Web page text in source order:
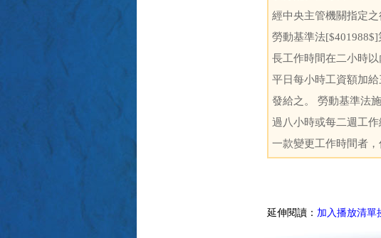
經中央主管機關指定
勞動基準法
長工作時間在二小時
平日每小時工資額加
發給之。 勞動基準法
過八小時或每二週工
一款變更工作時間者，
延伸閱讀： 加入播放清單